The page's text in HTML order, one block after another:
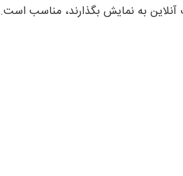
به نمایش بگذارند، مناسب است.